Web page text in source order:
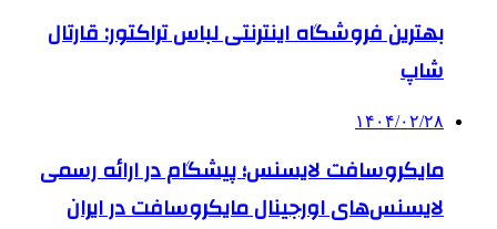
بهترین فروشگاه اینترنتی لباس تراکتور: قارتال
شاپ
۱۴۰۴/۰۲/۲۸
مایکروسافت لایسنس؛ پیشگام در ارائه رسمی
لایسنس‌های اورجینال مایکروسافت در ایران